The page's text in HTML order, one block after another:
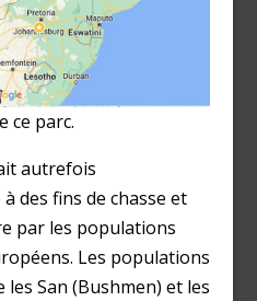
ce parc.
autrefois
des fins de chasse et
par les populations
Les populations
San (Bushmen) et les